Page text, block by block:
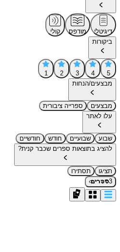
דיגיטלי מודפס
קולי
ביקורות
5
4
3
2
1
מבצעים/הנחות
מבצעים
ספרייה ציבורית
עלו לאתר
שבוע שבועיים חודש
חודשיים
להציג בתוצאות ספרים שכבר קנית?
תציגו
תסתירו
3ספרים›